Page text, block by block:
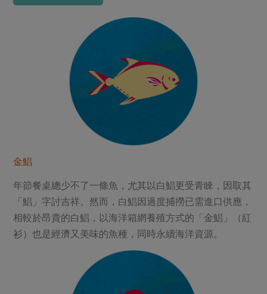
金鯧
年節餐桌總少不了一條魚，尤其以白鯧更受青睞，因取其
「鯧」字討吉祥。然而，白鯧因過度捕撈已需進口供應，
相較於昂貴的白鯧，以海洋箱網養殖方式的「金鯧」（紅
衫）也是經濟又美味的魚種，同時永續海洋資源。